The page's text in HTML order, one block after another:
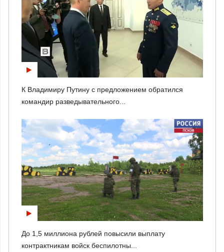
К Владимиру Путину с предложением обратился
командир разведывательного...
До 1,5 миллиона рублей повысили выплату
контрактникам войск беспилотны...